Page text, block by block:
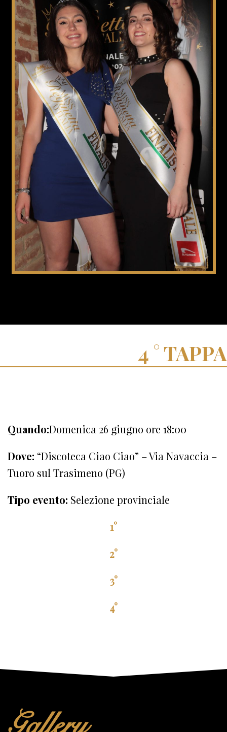
TAPPA
Quando:Domenica 26 giugno ore 18:00
Dove: “Discoteca Ciao Ciao” – Via Navaccia –
Tuoro sul Trasimeno (PG)
Tipo evento: Selezione provinciale
1°
2°
3°
4°